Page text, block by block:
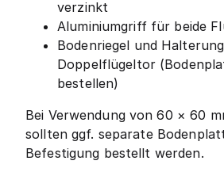
verzinkt
Aluminiumgriff für beide
Bodenriegel und
Doppelflügeltor
bestellen)
Bei Verwendung von 60 × 60
sollten ggf. separate
Befestigung bestellt werden.